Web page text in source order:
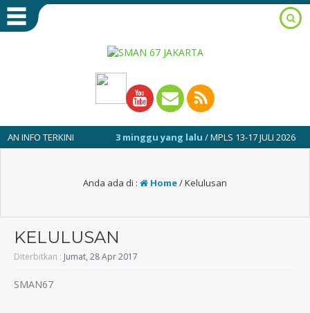
TERKINI 3 minggu yang lalu/ MPLS 13-17 JULI 2026
Anda ada di : Home/Kelulusan
KELULUSAN
Diterbitkan : Jumat, 28 Apr 2017
SMAN67